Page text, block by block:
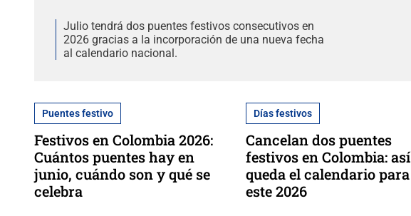
Julio tendrá dos puentes festivos consecutivos en
2026 gracias a la incorporación de una nueva fecha
al calendario nacional.
Puentes festivo
Festivos en Colombia 2026:
Cuántos puentes hay en
junio, cuándo son y qué se
celebra
Días festivos
Cancelan dos puentes
festivos en Colombia: así
queda el calendario para
este 2026